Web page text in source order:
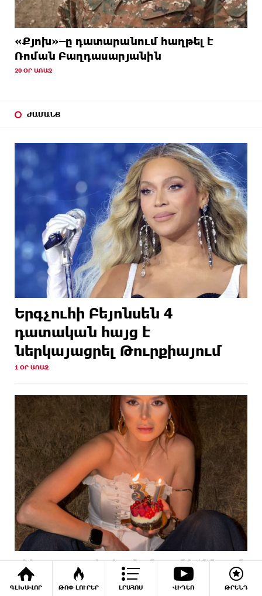
ԳԼԽԱՎՈՐ ԹՈՓ ԼՈՒՐԵՐ ԼՐԱՀՈՍ ՎԻԴԵՈ ԹՐԵՆԴ
«Քյոխ»–ը դատարանում հաղթել է
Ռոման Բաղդասարյանին
20 ՕՐ ԱՌԱՋ
ԺԱՄԱՆՑ
Երգչուհի Բեյոնսեն ​​4
դատական հայց է
ներկայացրել Թուրքիայում
1 ՕՐ ԱՌԱՋ
Վիկտորյա Սահակյանը նշում է ծննդյան
31-ամյակը